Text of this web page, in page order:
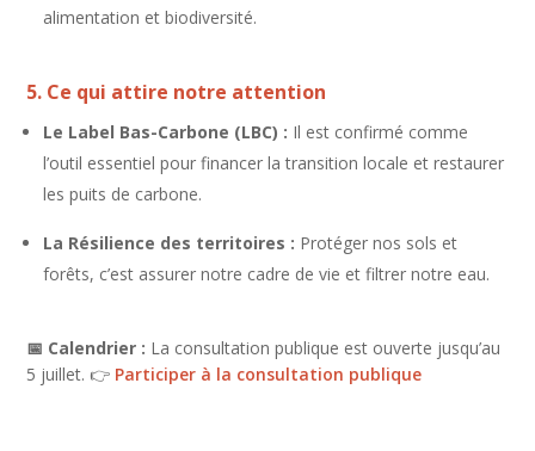
alimentation et biodiversité.
5. Ce qui attire notre attention
Le Label Bas-Carbone (LBC) : Il est confirmé comme
l’outil essentiel pour financer la transition locale et restaurer
les puits de carbone.
La Résilience des territoires : Protéger nos sols et
forêts, c’est assurer notre cadre de vie et filtrer notre eau.
📅 Calendrier : La consultation publique est ouverte jusqu’au
5 juillet. 👉 Participer à la consultation publique